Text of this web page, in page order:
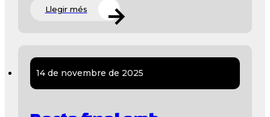
Llegir més
14 de novembre de 2025